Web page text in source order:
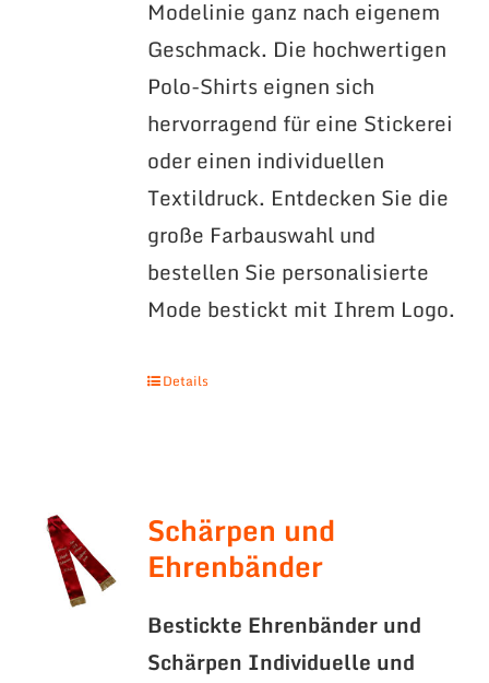
Modelinie ganz nach eigenem
Geschmack. Die hochwertigen
Polo-Shirts eignen sich
hervorragend für eine Stickerei
oder einen individuellen
Textildruck. Entdecken Sie die
große Farbauswahl und
bestellen Sie personalisierte
Mode bestickt mit Ihrem Logo.
Details
Schärpen und
Ehrenbänder
Bestickte Ehrenbänder und
Schärpen Individuelle und